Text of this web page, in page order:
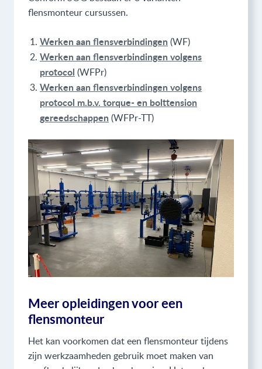
flensmonteur cursussen.
Werken aan flensverbindingen (WF)
Werken aan flensverbindingen volgens
protocol (WFPr)
Werken aan flensverbindingen volgens
protocol m.b.v. torque- en bolttension
gereedschappen (WFPr-TT)
Meer opleidingen voor een
flensmonteur
Het kan voorkomen dat een flensmonteur tijdens
zijn werkzaamheden gebruik moet maken van